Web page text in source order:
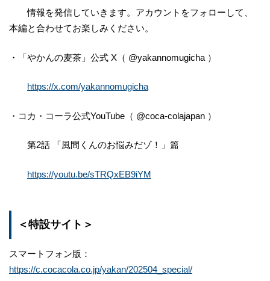
情報を発信していきます。アカウントをフォローして、
本編と合わせてお楽しみください。
・「やかんの麦茶」公式 X（ @yakannomugicha ）
https://x.com/yakannomugicha
・コカ・コーラ公式YouTube（ @coca-colajapan ）
第2話 「風間くんのお悩みだゾ！」篇
https://youtu.be/sTRQxEB9iYM
＜特設サイト＞
スマートフォン版：
https://c.cocacola.co.jp/yakan/202504_special/